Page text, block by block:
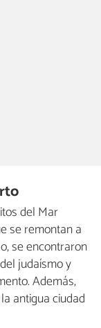
del Mar
se remontan a
se encontraron
judaísmo y
Además,
antigua ciudad